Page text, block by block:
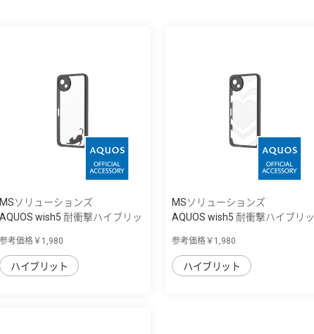
MSソリューションズ
AQUOS wish5 耐衝撃ハイブリッ
参考価格￥1,980
ハイブリット
MSソリューションズ
AQUOS wish5 耐衝撃ハイブリッ
参考価格￥1,980
ハイブリット